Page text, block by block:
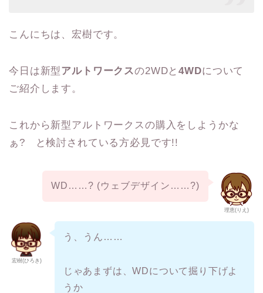
こんにちは、宏樹です。
今日は新型 アルトワークスの2WDと4WDについて
ご紹介します。
これから新型アルトワークスの購入をしようかな
ぁ? と検討されている方必見です!!
理恵(りえ)
WD……? (ウェブデザイン……?)
宏樹(ひろき)
う、うん……
じゃあまずは、WDについて掘り下げよ
うか